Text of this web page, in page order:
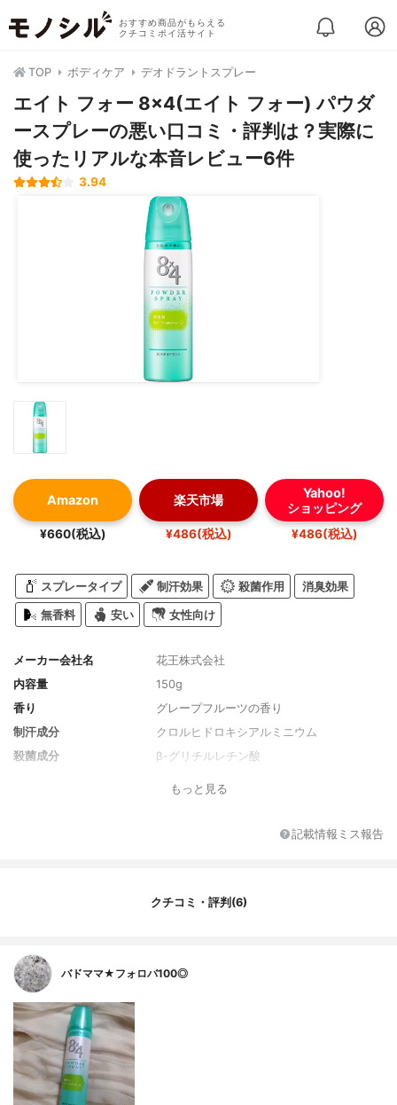
おすすめ商品がもらえる
クチコミポイ活サイト
TOP ボディケア デオドラントスプレー
エイト フォー 8×4(エイト フォー) パウダ
ースプレーの悪い口コミ・評判は？実際に
使ったリアルな本音レビュー6件
3.94
Amazon
¥660(税込)
楽天市場
¥486(税込)
Yahoo!
ショッピング
¥486(税込)
スプレータイプ 制汗効果 殺菌作用 消臭効果
無香料 安い 女性向け
メーカー会社名
花王株式会社
内容量
150g
香り
グレープフルーツの香り
制汗成分
クロルヒドロキシアルミニウム
殺菌成分
β-グリチルレチン酸
クロルヒドロキシアルミニウム、酸化亜鉛
混合物V、緑茶乾留エキス、β-グリチルレチ
酸イソプロピル、ジメチコン、シリコン被
イト、セルロース末、BHT
もっと見る
記載情報ミス報告
クチコミ・評判(6)
バドママ★フォロバ100◎